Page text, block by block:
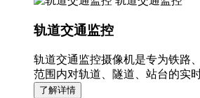
轨道交通监控
轨道交通监控摄像机是专为铁路
范围内对轨道、隧道、站台的实
了解详情